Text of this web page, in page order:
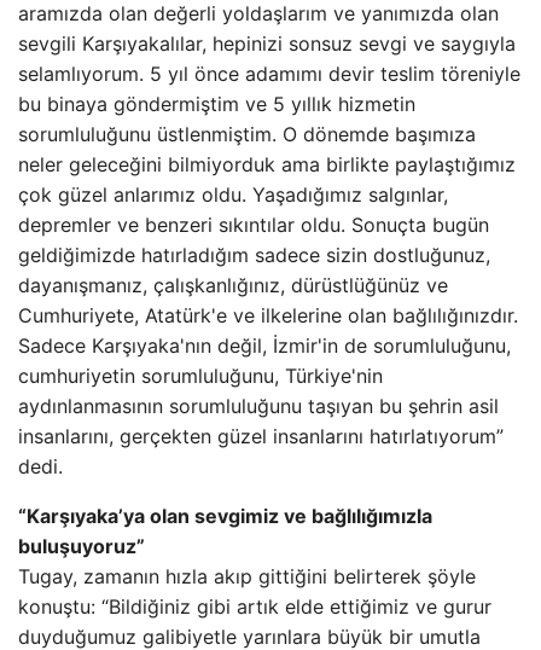
aramızda olan değerli yoldaşlarım ve yanımızda olan
sevgili Karşıyakalılar, hepinizi sonsuz sevgi ve saygıyla
selamlıyorum. 5 yıl önce adamımı devir teslim töreniyle
bu binaya göndermiştim ve 5 yıllık hizmetin
sorumluluğunu üstlenmiştim. O dönemde başımıza
neler geleceğini bilmiyorduk ama birlikte paylaştığımız
çok güzel anlarımız oldu. Yaşadığımız salgınlar,
depremler ve benzeri sıkıntılar oldu. Sonuçta bugün
geldiğimizde hatırladığım sadece sizin dostluğunuz,
dayanışmanız, çalışkanlığınız, dürüstlüğünüz ve
Cumhuriyete, Atatürk'e ve ilkelerine olan bağlılığınızdır.
Sadece Karşıyaka'nın değil, İzmir'in de sorumluluğunu,
cumhuriyetin sorumluluğunu, Türkiye'nin
aydınlanmasının sorumluluğunu taşıyan bu şehrin asil
insanlarını, gerçekten güzel insanlarını hatırlatıyorum”
dedi.
“Karşıyaka’ya olan sevgimiz ve bağlılığımızla
buluşuyoruz”
Tugay, zamanın hızla akıp gittiğini belirterek şöyle
konuştu: “Bildiğiniz gibi artık elde ettiğimiz ve gurur
duyduğumuz galibiyetle yarınlara büyük bir umutla